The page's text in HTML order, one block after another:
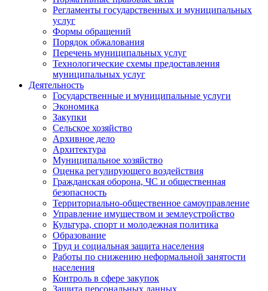
Регламенты государственных и муниципальных
услуг
Формы обращений
Порядок обжалования
Перечень муниципальных услуг
Технологические схемы предоставления
муниципальных услуг
Деятельность
Государственные и муниципальные услуги
Экономика
Закупки
Сельское хозяйство
Архивное дело
Архитектура
Муниципальное хозяйство
Оценка регулирующего воздействия
Гражданская оборона, ЧС и общественная
безопасность
Территориально-общественное самоуправление
Управление имуществом и землеустройство
Культура, спорт и молодежная политика
Образование
Труд и социальная защита населения
Работы по снижению неформальной занятости
населения
Контроль в сфере закупок
Защита персональных данных